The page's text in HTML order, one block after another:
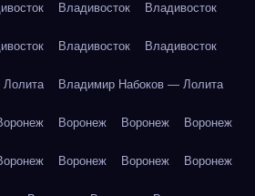
Владивосток Владивосток
Владивосток Владивосток
Владимир Набоков — Лолита
Воронеж Воронеж Воронеж
Воронеж Воронеж Воронеж